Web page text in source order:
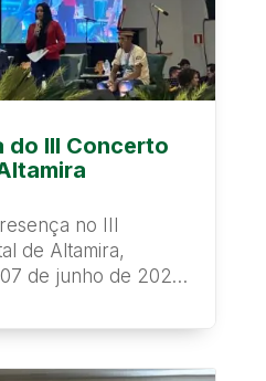
do III Concerto
no III
de Altamira,
de junho de 2024